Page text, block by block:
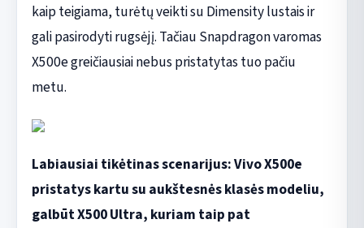
kaip teigiama, turėtų veikti su Dimensity lustais ir
gali pasirodyti rugsėjį. Tačiau Snapdragon varomas
X500e greičiausiai nebus pristatytas tuo pačiu
metu.
Labiausiai tikėtinas scenarijus: Vivo X500e
pristatys kartu su aukštesnės klasės modeliu,
galbūt X500 Ultra, kuriam taip pat